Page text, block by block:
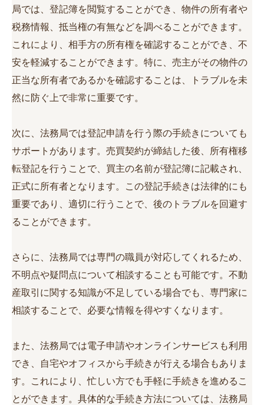
局では、登記簿を閲覧することができ、物件の所有者や
税務情報、抵当権の有無などを調べることができます。
これにより、相手方の所有権を確認することができ、不
安を軽減することができます。特に、売主がその物件の
正当な所有者であるかを確認することは、トラブルを未
然に防ぐ上で非常に重要です。
次に、法務局では登記申請を行う際の手続きについても
サポートがあります。売買契約が締結した後、所有権移
転登記を行うことで、買主の名前が登記簿に記載され、
正式に所有者となります。この登記手続きは法律的にも
重要であり、適切に行うことで、後のトラブルを回避す
ることができます。
さらに、法務局では専門の職員が対応してくれるため、
不明点や疑問点について相談することも可能です。不動
産取引に関する知識が不足している場合でも、専門家に
相談することで、必要な情報を得やすくなります。
また、法務局では電子申請やオンラインサービスも利用
でき、自宅やオフィスから手続きが行える場合もありま
す。これにより、忙しい方でも手軽に手続きを進めるこ
とができます。具体的な手続き方法については、法務局